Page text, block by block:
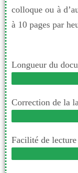
colloque ou à
à 10 pages par
Longueur du
Correction de la
Facilité de